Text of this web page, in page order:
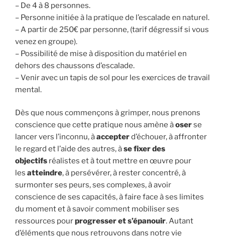
– De 4 à 8 personnes.
– Personne initiée à la pratique de l’escalade en naturel.
– A partir de 250€ par personne, (tarif dégressif si vous
venez en groupe).
– Possibilité de mise à disposition du matériel en
dehors des chaussons d’escalade.
– Venir avec un tapis de sol pour les exercices de travail
mental.
Dès que nous commençons à grimper, nous prenons
conscience que cette pratique nous amène àoserse
lancer vers l’inconnu, àaccepterd’échouer, à affronter
le regard et l’aide des autres, àse fixer des
objectifs réalistes et à tout mettre en œuvre pour
les atteindre, à persévérer, à rester concentré, à
surmonter ses peurs, ses complexes, à avoir
conscience de ses capacités, à faire face à ses limites
du moment et à savoir comment mobiliser ses
ressources pourprogresser et s’épanouir. Autant
d’éléments que nous retrouvons dans notre vie